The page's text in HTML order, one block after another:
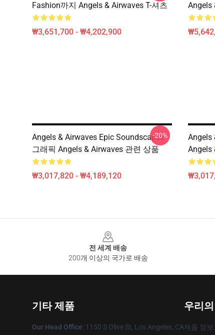
Fashion까지 Angels & Airwaves T-셔츠
₩3,651,700 - ₩4,202,900
Angels
Angels & Airwaves Epic Soundscapes
그래픽 Angels & Airwaves 관련 상품
₩3,017,820 - ₩4,189,120
-20%
Angels
Angels
전 세계 배송
200개 이상의 국가로 배송
기타 제품
Our Head Office: 1150 S Olive St, Los Angeles, CA
우리
제품 정보